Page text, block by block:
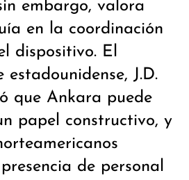
embargo, valora
en la coordinación
dispositivo. El
estadounidense, J.D.
que Ankara puede
papel constructivo, y
de personal